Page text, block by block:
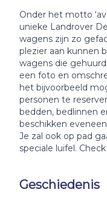
Onder het motto
unieke Landrover
wagens zijn zo
plezier aan kunnen
wagens die
een foto en
het bijvoorbeeld
personen te
bedden, bedlinnen
beschikken
Je zal ook op pad
speciale luifel.
Geschiedenis